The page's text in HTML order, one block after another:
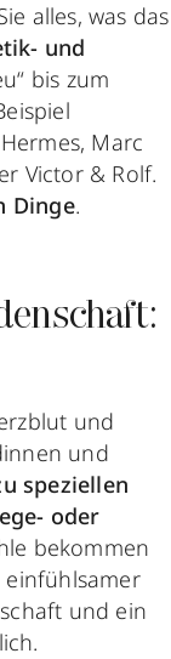
alles, was das
und
bis zum
Marc
Victor & Rolf.
Dinge.
und
und
speziellen
oder
bekommen
einfühlsamer
und ein